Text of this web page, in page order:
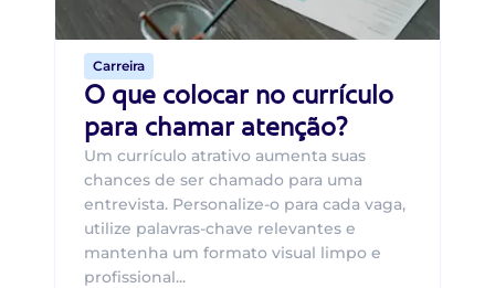
Carreira
O que colocar no currículo
para chamar atenção?
Um currículo atrativo aumenta suas
chances de ser chamado para uma
entrevista. Personalize-o para cada vaga,
utilize palavras-chave relevantes e
mantenha um formato visual limpo e
profissional...